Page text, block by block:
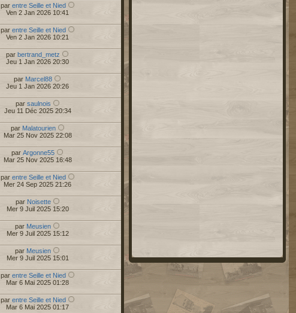
par entre Seille et Nied
Ven 2 Jan 2026 10:41
par entre Seille et Nied
Ven 2 Jan 2026 10:21
parbertrand_metz
Jeu 1 Jan 2026 20:30
par Marcel88
Jeu 1 Jan 2026 20:26
par saulnois
Jeu 11 Déc 2025 20:34
par Malatourien
Mar 25 Nov 2025 22:08
parArgonne55
Mar 25 Nov 2025 16:48
par entre Seille et Nied
Mer 24 Sep 2025 21:26
par Noisette
Mer 9 Juil 2025 15:20
par Meusien
Mer 9 Juil 2025 15:12
par Meusien
Mer 9 Juil 2025 15:01
par entre Seille et Nied
Mar 6 Mai 2025 01:28
par entre Seille et Nied
Mar 6 Mai 2025 01:17